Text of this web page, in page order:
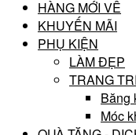
HÀNG MỚI VỀ
KHUYẾN MÃI
PHỤ KIỆN
LÀM ĐẸP
TRANG
Băng
Móc